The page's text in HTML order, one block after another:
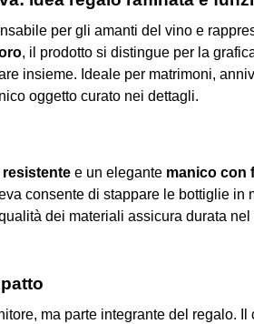
per gli amanti del vino e
, il prodotto si distingue per la
insieme. Ideale per matrimoni,
oggetto curato nei dettagli.
e un elegante manico con
consente di stappare le bottiglie
dei materiali assicura durata
ma parte integrante del regalo.